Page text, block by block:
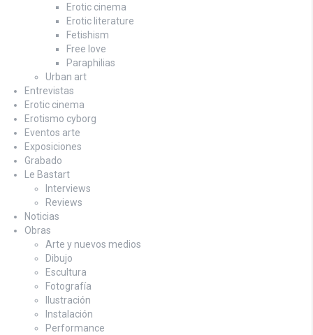
Erotic cinema
Erotic literature
Fetishism
Free love
Paraphilias
Urban art
Entrevistas
Erotic cinema
Erotismo cyborg
Eventos arte
Exposiciones
Grabado
Le Bastart
Interviews
Reviews
Noticias
Obras
Arte y nuevos medios
Dibujo
Escultura
Fotografía
Ilustración
Instalación
Performance